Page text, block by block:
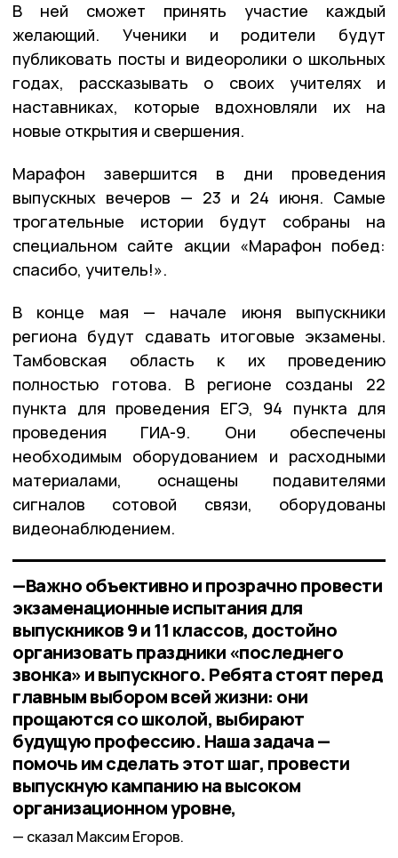
В ней сможет принять участие каждый
желающий. Ученики и родители будут
публиковать посты и видеоролики о школьных
годах, рассказывать о своих учителях и
наставниках, которые вдохновляли их на
новые открытия и свершения.
Марафон завершится в дни проведения
выпускных вечеров — 23 и 24 июня. Самые
трогательные истории будут собраны на
специальном сайте акции «Марафон побед:
спасибо, учитель!».
В конце мая — начале июня выпускники
региона будут сдавать итоговые экзамены.
Тамбовская область к их проведению
полностью готова. В регионе созданы 22
пункта для проведения ЕГЭ, 94 пункта для
проведения ГИА-9. Они обеспечены
необходимым оборудованием и расходными
материалами, оснащены подавителями
сигналов сотовой связи, оборудованы
видеонаблюдением.
—Важно объективно и прозрачно провести
экзаменационные испытания для
выпускников 9 и 11 классов, достойно
организовать праздники «последнего
звонка» и выпускного. Ребята стоят перед
главным выбором всей жизни: они
прощаются со школой, выбирают
будущую профессию. Наша задача —
помочь им сделать этот шаг, провести
выпускную кампанию на высоком
организационном уровне,
сказал Максим Егоров.